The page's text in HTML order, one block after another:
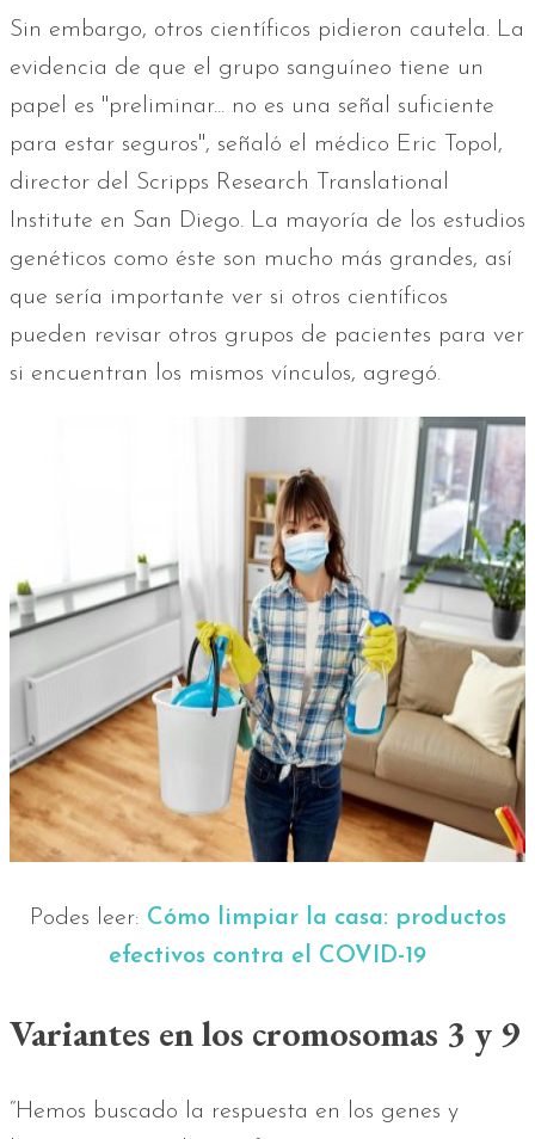
Sin embargo, otros científicos pidieron cautela. La
evidencia de que el grupo sanguíneo tiene un
papel es "preliminar... no es una señal suficiente
para estar seguros'', señaló el médico Eric Topol,
director del Scripps Research Translational
Institute en San Diego. La mayoría de los estudios
genéticos como éste son mucho más grandes, así
que sería importante ver si otros científicos
pueden revisar otros grupos de pacientes para ver
si encuentran los mismos vínculos, agregó.
Podes leer: Cómo limpiar la casa: productos
efectivos contra el COVID-19
Variantes en los cromosomas 3 y 9
“Hemos buscado la respuesta en los genes y